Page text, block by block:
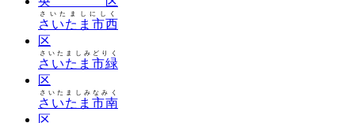
さいたま市西
区
さいたましにしく
さいたま市緑
区
さいたましみどりく
さいたま市南
区
さいたましみなみく